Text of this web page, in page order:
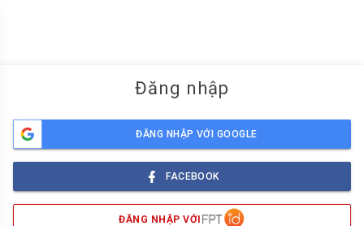
Đăng nhập
ĐĂNG NHẬP VỚI GOOGLE
FACEBOOK
ĐĂNG NHẬP VỚI